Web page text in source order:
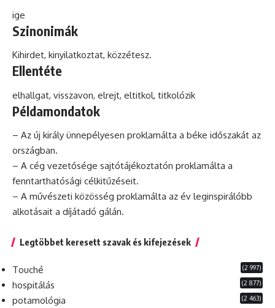
ige
Szinonimák
Kihirdet, kinyilatkoztat, közzétesz.
Ellentéte
elhallgat, visszavon, elrejt, eltitkol, titkolózik
Példamondatok
– Az új király ünnepélyesen proklamálta a béke időszakát az
országban.
– A cég vezetősége sajtótájékoztatón proklamálta a
fenntarthatósági célkitűzéseit.
– A művészeti közösség proklamálta az év leginspirálóbb
alkotásait a díjátadó gálán.
Legtöbbet keresett szavak és kifejezések
Touché (2 997)
hospitálás (2 877)
potamológia (2 463)